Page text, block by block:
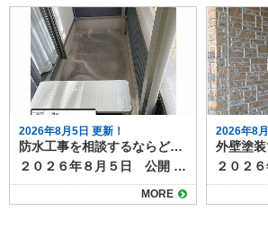
2026年8月5日 更新！
防水工事を相談するならどこに？状況別の相談先と選び方
２０２６年８月５日 公開 屋上やベランダの防水層が劣化すると、雨漏りや建物内部の腐食につながります。そのため定期的なメンテナンスや必要な補修工事が必要になりますが、いざ防水工事を検討するとなると、「どこに相談すればよいのか分からない」という方は多いのではないでしょうか。 スムーズで意味のある防水工事を行うためには、相談先の選び方も大切です。 今回は、防水工事の相談先とその特徴を整理します。 目次防水工事の主な相談先防水工事専門業者外壁塗装・屋根工事業者ハウスメーカー・工務店管理会社（マンション・アパートの場合）防水工事の状況別のおすすめ相談先戸建住宅で雨漏りが発生している場合外壁や屋根の塗装時期と重なっている場合新築から数年以内の場合マンションやアパートの屋上防水相談前に準備しておくこと防水工事のご相談は塗り達！ 防水工事の主な相談先 防水工事の施工ができる業者や相談できる先として、次のようなところがあげられます。 防水工事専門業者 最も直接的で専門的な知識を持っているのが防水工事専門業者です。ウレタン防水、シート防水、FRP防水など各工法の特徴や費用感、耐用年数を具体的に説明してもらえます。 また、現地調査後に複数の工法を比較提案してくれる業者も多く、選択肢を広く持てます。 外壁塗装・屋根工事業者 防水工事を取り扱う塗装店や屋根業者もあります。外壁や屋根のメンテナンスと同時に依頼できるため、足場の共用で費用を抑えられる場合があります。ただし、防水専門ではない場合もあるため、施工実績や担当職人の資格を確認しましょう。 ハウスメーカー・工務店 新築時に依頼したハウスメーカーや工務店も相談先のひとつです。もともとの施工方法や、下地の種類、過去の施工履歴を把握しているため、適切な修繕方法を提案してもらえる可能性があります。ただし、下請け業者を通すため中間マージンが発生し、費用が割高になることがあります。 管理会社（マンション・アパートの場合） 集合住宅であれば、施工店へ直接連絡せず、まずは管理会社や管理組合に相談するのが基本です。共用部分の防水工事は所有者単独では決定できないため、調査や見積もりの手配も管理会社が行います。 防水工事の状況別のおすすめ相談先 防水工事は全面改修や部分改修のほか、表面のトップコートだけ塗り替える場合、雨漏りしていて下地事取り換える必要がる場合など、様々なケースがあります。下記に、事例を挙げておススメの相談先をご紹介します。 戸建住宅で雨漏りが発生している場合 防水工事専門業者に直接相談し、現地調査で原因を特定してもらうのが早道です。防水工事の補修のほか、雨漏り補修が必要になります。雨漏り専門店なども相談先になるでしょう。 外壁や屋根の塗装時期と重なっている場合 外壁塗装業者や屋根工事業者にまとめて依頼すると、塗装用に組む足場を使えるのでコストダウンになります。塗装工事店でも防水工事を扱っている施工店があるので、確認してみましょう。 新築から数年以内の場合 保証期間内であればハウスメーカーに相談し、無償修繕が可能か確認します。防水工事は５～１０年ほどの耐久性があるため、築後数年であれば、初期不良の可能性があります。 マンションやアパートの屋上防水 管理会社・管理組合経由で計画的に工事を進める必要があります。一戸だけ部分的な補修が必要になるケースもあれば、建物全体で一度にメンテナンスした方がよい場合もあります。ベランダやバルコニーの防水面に不安があれば、直接施工店に相談せず、まずは管理組合などへ連絡してみましょう。 相談前に準備しておくこと 防水工事のメンテナンスを相談する際には次のようなことをまとめて準備しておくと話がスムーズになります。 雨漏りや水たまりなどの症状がいつから発生しているか 範囲や程度が分かる写真 過去の修繕履歴や保証書 特に、過去に修繕したことがある場合は契約書や見積書などを見せられるとよいでしょう。 防水工事のご相談は塗り達！ 防水工事の相談先は状況や建物の種類によって異なります。戸建住宅であれば防水専門業者や塗装店、集合住宅なら管理会社を通すのが基本です。 どこに相談する場合でも、複数社から見積もりを取り、提案内容や保証期間を比較検討することが、後悔しない防水工事につながります。 塗り達では、塗装工事に加えて防水工事の施工も行っています。塗装工事と一緒の施工も可能ですし、防水工事のみの工事も承ります。まずはお気軽にご相談ください。
MORE
2026年8